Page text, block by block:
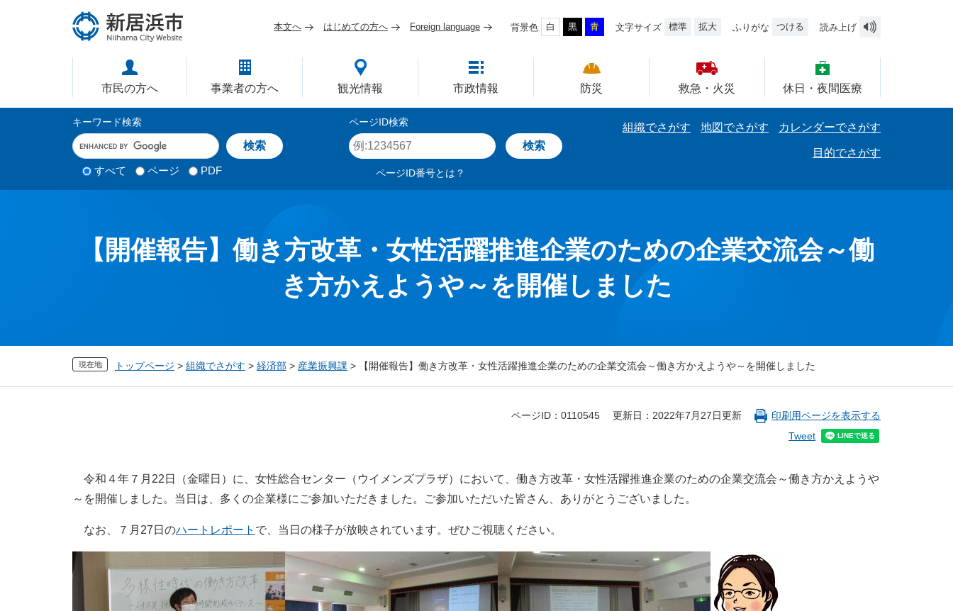
で
ば
本文へ はじめての方へ Foreign language 背景色 白 黒 青 文字サイズ 標準 拡大 ふりがな つける 読み上げ
市民の方へ 事業者の方へ 観光情報 市政情報 防災 救急・火災 休日・夜間医療
キーワード検索
キ
ー
検 すべて ページ PDF
ページID検索
ペ
ー
力
ページID番号とは？
組織でさがす 地図でさがす カレンダーでさがす
目的でさがす
【開催報告】働き方改革・女性活躍推進企業のための企業交流会～働
き方かえようや～を開催しました
現在地 トップページ > 組織でさがす > 経済部 > 産業振興課 > 【開催報告】働き方改革・女性活躍推進企業のための企業交流会～働き方かえようや～を開催しました
ページID：0110545 更新日：2022年7月27日更新
印刷用ページを表示する
Tweet
令和４年７月22日（金曜日）に、女性総合センター（ウイメンズプラザ）において、働き方改革・女性活躍推進企業のための企業交流会～働き方かえようや
～を開催しました。当日は、多くの企業様にご参加いただきました。ご参加いただいた皆さん、ありがとうございました。
なお、７月27日のハートレポート で、当日の様子が放映されています。ぜひご視聴ください。